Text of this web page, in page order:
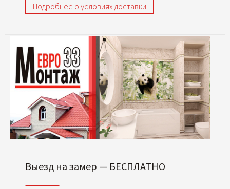
Подробнее о условиях доставки
Выезд на замер — БЕСПЛАТНО